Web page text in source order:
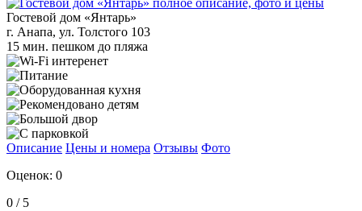
Гостевой дом «Янтарь»
г. Анапа, ул. Толстого 103
15 мин. пешком до пляжа
Описание Цены и номера Отзывы Фото
Оценок: 0
0 / 5